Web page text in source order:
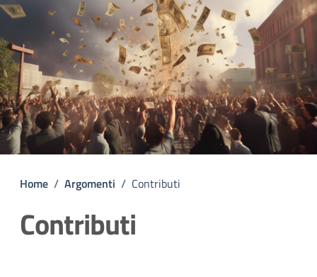
Home / Argomenti / Contributi
Contributi